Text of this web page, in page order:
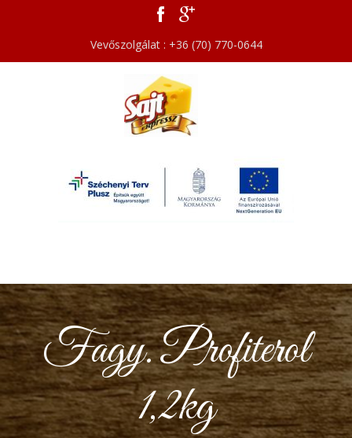
Vevőszolgálat : +36 (70) 770-0644
Fagy. Profiterol
1,2kg